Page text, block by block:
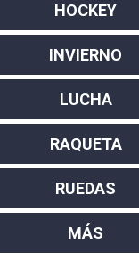
mundo. Bronces
los más
campeón
HOCKEY
INVIERNO
LUCHA
RAQUETA
RUEDAS
MÁS